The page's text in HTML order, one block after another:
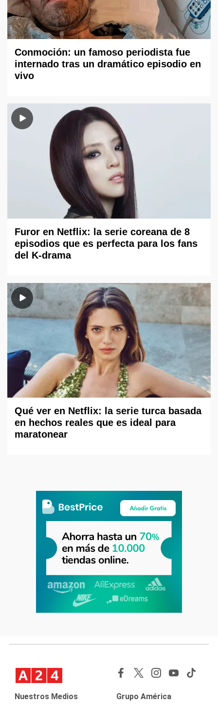
Conmoción: un famoso periodista fue
internado tras un dramático episodio en
vivo
Furor en Netflix: la serie coreana de 8
episodios que es perfecta para los fans
del K-drama
Qué ver en Netflix: la serie turca basada
en hechos reales que es ideal para
maratonear
Nuestros Medios Grupo América